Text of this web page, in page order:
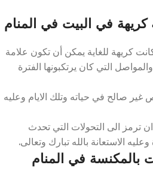
في البيت في المنام
كريهة للغاية يمكن أن تكون علامة
التي كان يرتكبونها الفترة
صالح في حياته وتلك الايام وعليه
ترمز الى التحولات التي تحدث
الاستعانة بالله تبارك وتعالى.
بالمكنسة في المنام